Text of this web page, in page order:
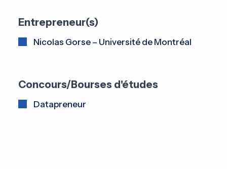
Entrepreneur(s)
Nicolas Gorse – Université de Montréal
Concours/Bourses d'études
Datapreneur